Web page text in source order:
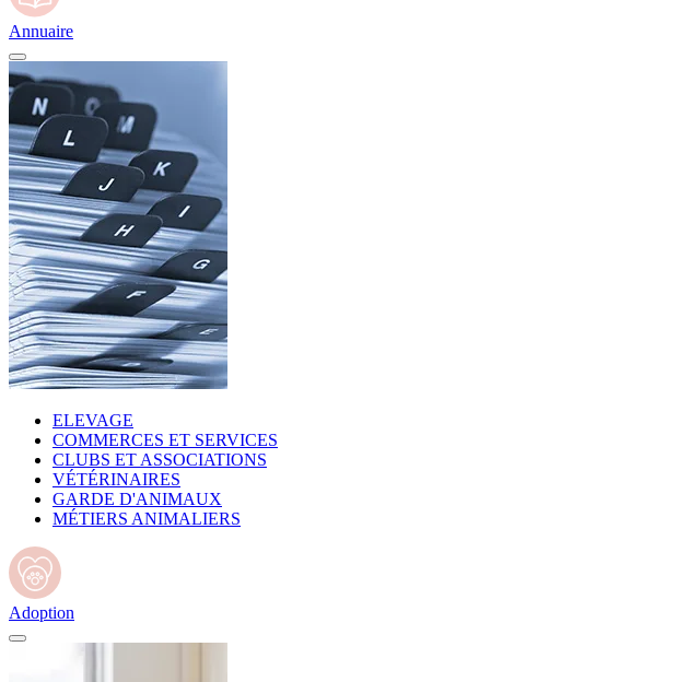
Annuaire
ELEVAGE
COMMERCES ET SERVICES
CLUBS ET ASSOCIATIONS
VÉTÉRINAIRES
GARDE D'ANIMAUX
MÉTIERS ANIMALIERS
Adoption